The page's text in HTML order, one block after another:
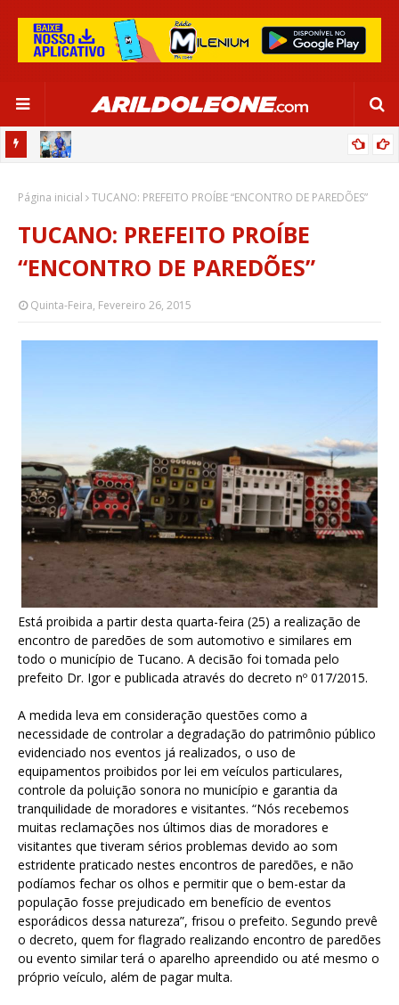
SALVADOR
Página inicial TUCANO: PREFEITO PROÍBE “ENCONTRO DE PAREDÕES”
TUCANO: PREFEITO PROÍBE
“ENCONTRO DE PAREDÕES”
Quinta-Feira, Fevereiro 26, 2015
Está proibida a partir desta quarta-feira (25) a realização de
encontro de paredões de som automotivo e similares em
todo o município de Tucano. A decisão foi tomada pelo
prefeito Dr. Igor e publicada através do decreto nº 017/2015.
A medida leva em consideração questões como a
necessidade de controlar a degradação do patrimônio público
evidenciado nos eventos já realizados, o uso de
equipamentos proibidos por lei em veículos particulares,
controle da poluição sonora no município e garantia da
tranquilidade de moradores e visitantes. “Nós recebemos
muitas reclamações nos últimos dias de moradores e
visitantes que tiveram sérios problemas devido ao som
estridente praticado nestes encontros de paredões, e não
podíamos fechar os olhos e permitir que o bem-estar da
população fosse prejudicado em benefício de eventos
esporádicos dessa natureza”, frisou o prefeito. Segundo prevê
o decreto, quem for flagrado realizando encontro de paredões
ou evento similar terá o aparelho apreendido ou até mesmo o
próprio veículo, além de pagar multa.